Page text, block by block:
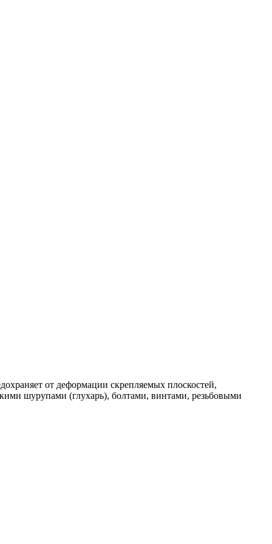
от деформации скрепляемых плоскостей,
шурупами (глухарь), болтами, винтами, резьбовыми